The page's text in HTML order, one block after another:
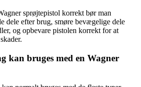
sprøjtepistol korrekt bør man
dele efter brug, smøre bevægelige dele
og opbevare pistolen korrekt for at
kan bruges med en Wagner